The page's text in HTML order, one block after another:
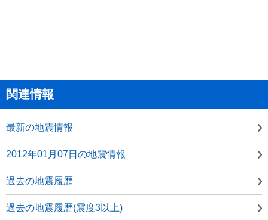
関連情報
最新の地震情報
2012年01月07日の地震情報
過去の地震履歴
過去の地震履歴(震度3以上)